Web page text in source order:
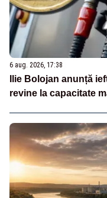
6 aug. 2026, 17:38
Ilie Bolojan anunță
revine la capacitate